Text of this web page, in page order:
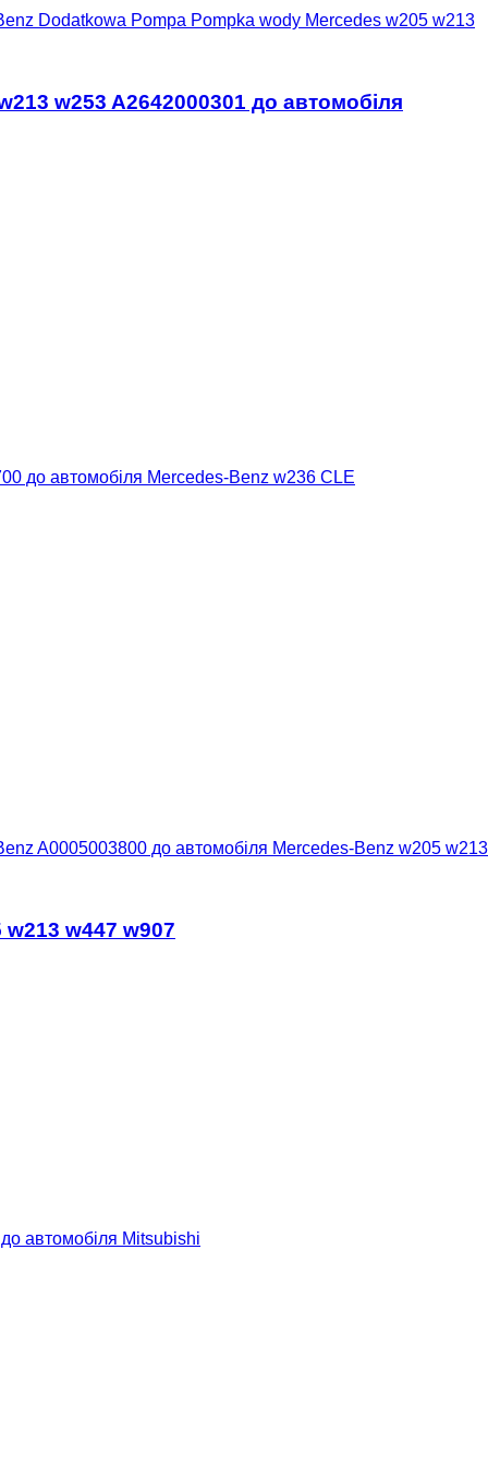
Dodatkowa Pompa Pompka wody Mercedes w205 w213
w253 A2642000301 до автомобіля
до автомобіля Mercedes-Benz w236 CLE
A0005003800 до автомобіля Mercedes-Benz w205 w213
w447 w907
автомобіля Mitsubishi